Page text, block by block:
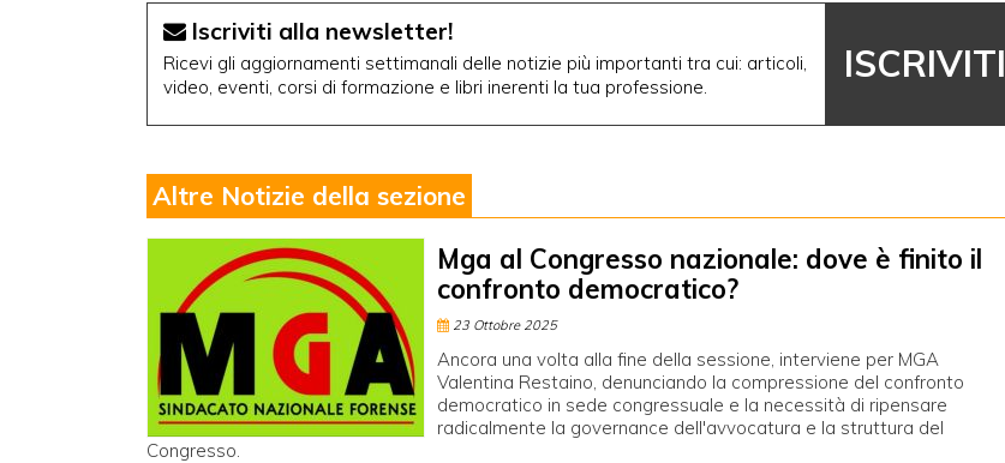
Iscriviti alla newsletter!
Ricevi gli aggiornamenti settimanali delle notizie più importanti tra cui: articoli,
video, eventi, corsi di formazione e libri inerenti la tua professione.
ISCRIVITI
Altre Notizie della sezione
Mga al Congresso nazionale: dove è finito il
confronto democratico?
23 Ottobre 2025
Ancora una volta alla fine della sessione, interviene per MGA
Valentina Restaino, denunciando la compressione del confronto
democratico in sede congressuale e la necessità di ripensare
radicalmente la governance dell'avvocatura e la struttura del
Congresso.